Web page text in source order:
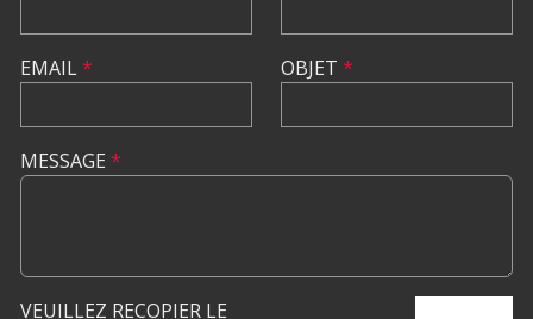
EMAIL* OBJET *
MESSAGE *
VEUILLEZ RECOPIER LE